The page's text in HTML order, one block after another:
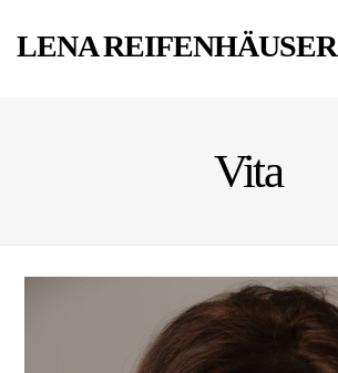
LENA REIFENHÄUSER
Vita